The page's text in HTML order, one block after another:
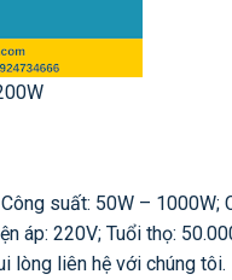
suất: 50W – 1000W;
220V; Tuổi thọ:
lòng liên hệ với chúng tôi.